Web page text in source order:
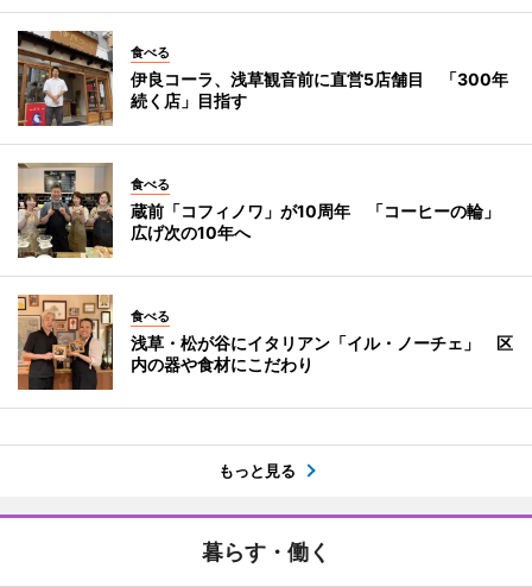
食べる
伊良コーラ、浅草観音前に直営5店舗目 「300年
続く店」目指す
食べる
蔵前「コフィノワ」が10周年 「コーヒーの輪」
広げ次の10年へ
食べる
浅草・松が谷にイタリアン「イル・ノーチェ」 区
内の器や食材にこだわり
もっと見る
暮らす・働く